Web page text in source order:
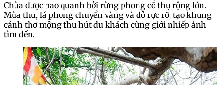
Chùa được bao quanh bởi rừng phong cổ thụ rộng lớn.
Mùa thu, lá phong chuyển vàng và đỏ rực rỡ, tạo khung
cảnh thơ mộng thu hút du khách cùng giới nhiếp ảnh
tìm đến.